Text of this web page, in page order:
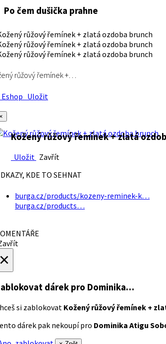
Po čem dušička prahne
růžový řemínek +…
Uložit
Kožený růžový řemínek + zlatá
Uložit Zavřít
KDE TO SEHNAT
burga.cz/products/kozeny-reminek-k…
burga.cz/products…
dárek pro Dominika…
si zablokovat Kožený růžový řemínek +
dárek pak nekoupí pro Dominika Atigu